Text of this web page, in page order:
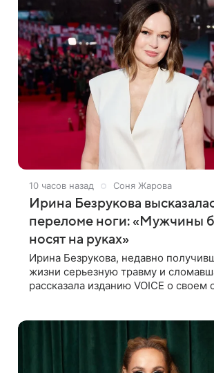
10 часов назад Соня Жарова
Ирина Безрукова
переломе ноги: «Мужчины
носят на руках»
Ирина Безрукова, недавно
жизни серьезную травму и
рассказала изданию VOICE о своем